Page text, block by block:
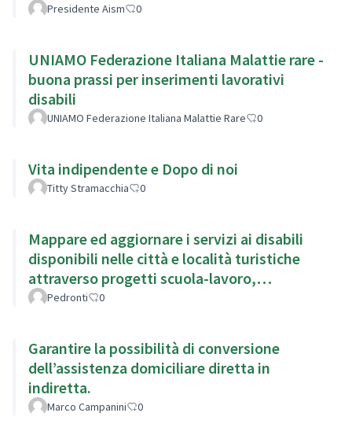
Presidente Aism 0
UNIAMO Federazione Italiana Malattie rare -
buona prassi per inserimenti lavorativi
disabili
UNIAMO Federazione Italiana Malattie Rare 0
Vita indipendente e Dopo di noi
Titty Stramacchia 0
Mappare ed aggiornare i servizi ai disabili
disponibili nelle città e località turistiche
attraverso progetti scuola-lavoro,
integrazione ai PEBA
Pedronti 0
Garantire la possibilità di conversione
dell’assistenza domiciliare diretta in
indiretta.
Marco Campanini 0